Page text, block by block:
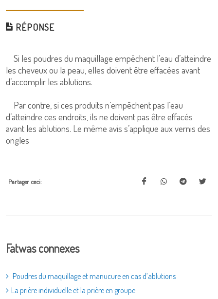
RÉPONSE
Si les poudres du maquillage empêchent l’eau d’atteindre
les cheveux ou la peau, elles doivent être effacées avant
d’accomplir les ablutions.
Par contre, si ces produits n’empêchent pas l’eau
d’atteindre ces endroits, ils ne doivent pas être effacés
avant les ablutions. Le même avis s’applique aux vernis des
ongles
Partager ceci:
Fatwas connexes
Poudres du maquillage et manucure en cas d’ablutions
La prière individuelle et la prière en groupe